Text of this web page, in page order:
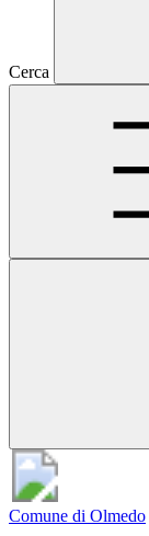
Cerca
Comune di Olmedo